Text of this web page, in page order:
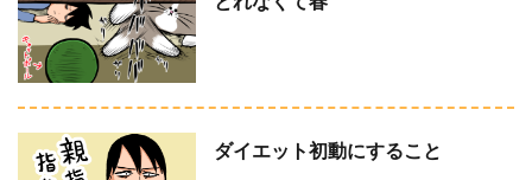
ダイエット初動にすること